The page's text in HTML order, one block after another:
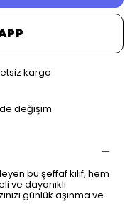
kargo
değişim
bu şeffaf kılıf, hem
ve dayanıklı
günlük aşınma ve